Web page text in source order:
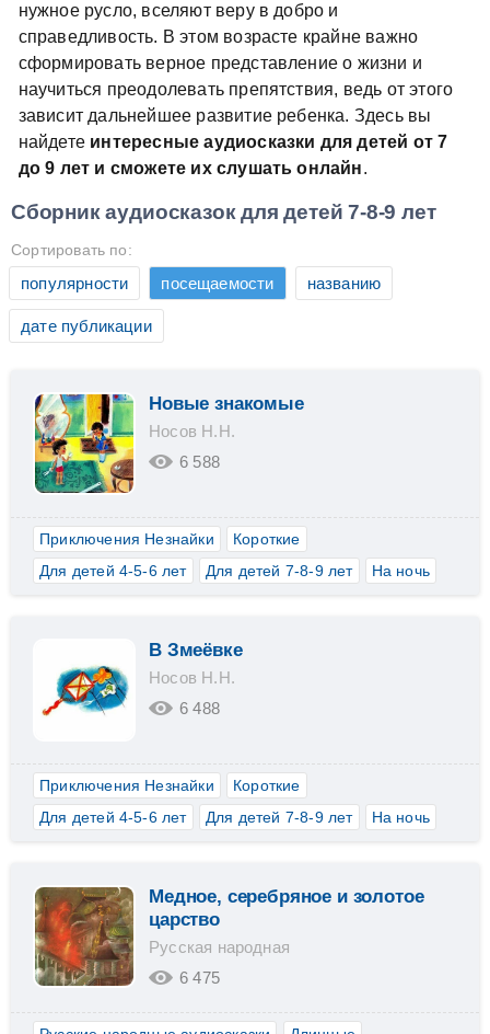
нужное русло, вселяют веру в добро и
справедливость. В этом возрасте крайне важно
сформировать верное представление о жизни и
научиться преодолевать препятствия, ведь от этого
зависит дальнейшее развитие ребенка. Здесь вы
найдете интересные аудиосказки для детей от 7
до 9 лет и сможете их слушать онлайн.
Сборник аудиосказок для детей 7-8-9 лет
Сортировать по:
популярности посещаемости названию
дате публикации
Новые знакомые
Носов Н.Н.
6 588
Приключения Незнайки
Короткие
Для детей 4-5-6 лет
Для детей 7-8-9 лет На ночь
В Змеёвке
Носов Н.Н.
6 488
Приключения Незнайки
Короткие
Для детей 4-5-6 лет
Для детей 7-8-9 лет На ночь
Медное, серебряное и золотое
царство
Русская народная
6 475